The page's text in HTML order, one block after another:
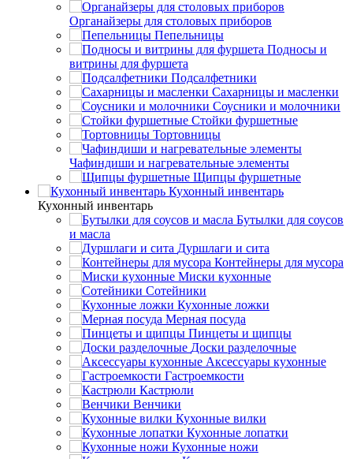
Органайзеры для столовых приборов
Пепельницы
Подносы и
витрины для фуршета
Подсалфетники
Сахарницы и масленки
Соусники и молочники
Стойки фуршетные
Тортовницы
Чафиндиши и нагревательные элементы
Щипцы фуршетные
Кухонный инвентарь
Кухонный инвентарь
Бутылки для соусов
и масла
Дуршлаги и сита
Контейнеры для мусора
Миски кухонные
Сотейники
Кухонные ложки
Мерная посуда
Пинцеты и щипцы
Доски разделочные
Аксессуары кухонные
Гастроемкости
Кастрюли
Венчики
Кухонные вилки
Кухонные лопатки
Кухонные ножи